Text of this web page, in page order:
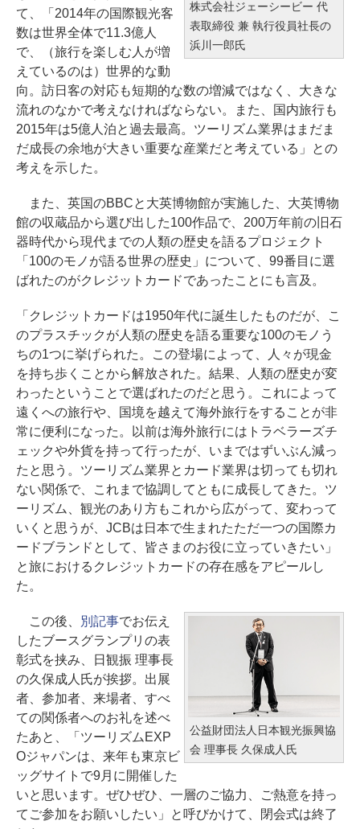
株式会社ジェーシービー 代
表取締役 兼 執行役員社長の
浜川一郎氏
て、「2014年の国際観光客
数は世界全体で11.3億人
で、（旅行を楽しむ人が増
えているのは）世界的な動
向。訪日客の対応も短期的な数の増減ではなく、大きな
流れのなかで考えなければならない。また、国内旅行も
2015年は5億人泊と過去最高。ツーリズム業界はまだま
だ成長の余地が大きい重要な産業だと考えている」との
考えを示した。
また、英国のBBCと大英博物館が実施した、大英博物
館の収蔵品から選び出した100作品で、200万年前の旧石
器時代から現代までの人類の歴史を語るプロジェクト
「100のモノが語る世界の歴史」について、99番目に選
ばれたのがクレジットカードであったことにも言及。
「クレジットカードは1950年代に誕生したものだが、こ
のプラスチックが人類の歴史を語る重要な100のモノう
ちの1つに挙げられた。この登場によって、人々が現金
を持ち歩くことから解放された。結果、人類の歴史が変
わったということで選ばれたのだと思う。これによって
遠くへの旅行や、国境を越えて海外旅行をすることが非
常に便利になった。以前は海外旅行にはトラベラーズチ
ェックや外貨を持って行ったが、いまではずいぶん減っ
たと思う。ツーリズム業界とカード業界は切っても切れ
ない関係で、これまで協調してともに成長してきた。ツ
ーリズム、観光のあり方もこれから広がって、変わって
いくと思うが、JCBは日本で生まれたただ一つの国際カ
ードブランドとして、皆さまのお役に立っていきたい」
と旅におけるクレジットカードの存在感をアピールし
た。
公益財団法人日本観光振興協
会 理事長 久保成人氏
この後、 別記事でお伝え
したブースグランプリの表
彰式を挟み、日観振 理事長
の久保成人氏が挨拶。出展
者、参加者、来場者、すべ
ての関係者へのお礼を述べ
たあと、「ツーリズムEXP
Oジャパンは、来年も東京ビ
ッグサイトで9月に開催した
いと思います。ぜひぜひ、一層のご協力、ご熱意を持っ
てご参加をお願いしたい」と呼びかけて、閉会式は終了